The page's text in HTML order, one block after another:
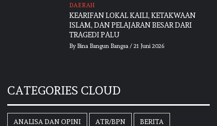
DAERAH
KEARIFAN LOKAL KAILI, KETAKWAAN
ISLAM, DAN PELAJARAN BESAR DARI
TRAGEDI PALU
By Bina Bangun Bangsa/ 21 Juni 2026
CATEGORIES CLOUD
ANALISA DAN OPINI ATR/BPN BERITA